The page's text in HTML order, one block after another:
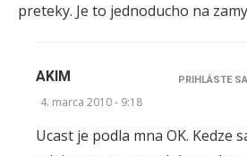
preteky. Je to jednoducho na
AKIM
4. marca 2010 - 9:18
Ucast je podla mna OK. Kedze
PRIHLÁSTE